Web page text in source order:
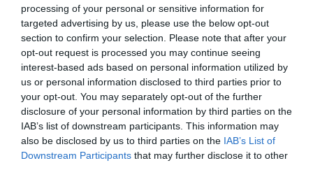
processing of your personal or sensitive information for
targeted advertising by us, please use the below opt-out
section to confirm your selection. Please note that after your
opt-out request is processed you may continue seeing
interest-based ads based on personal information utilized by
us or personal information disclosed to third parties prior to
your opt-out. You may separately opt-out of the further
disclosure of your personal information by third parties on the
IAB’s list of downstream participants. This information may
also be disclosed by us to third parties on the IAB’s List of
Downstream Participants that may further disclose it to other
RÉPONDRE
LAISSER UN COMMENTAIRE
FAIRE UN DON
Appel aux lecteurs !